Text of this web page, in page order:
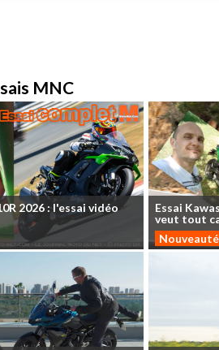
MNC
2026 : l'essai vidéo
Essai
veut tout